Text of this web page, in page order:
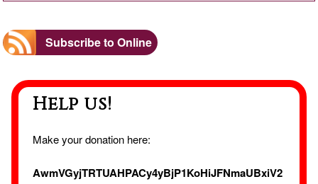
page
Subscribe to Online
Help us!
Make your donation here:
AwmVGyjTRTUAHPACy4yBjP1KoHiJFNmaUBxiV2